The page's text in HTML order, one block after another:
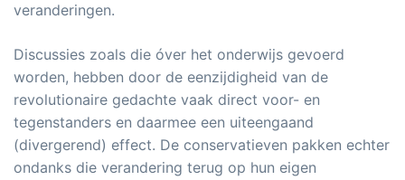
veranderingen.
Discussies zoals die óver het onderwijs gevoerd
worden, hebben door de eenzijdigheid van de
revolutionaire gedachte vaak direct voor- en
tegenstanders en daarmee een uiteengaand
(divergerend) effect. De conservatieven pakken echter
ondanks die verandering terug op hun eigen